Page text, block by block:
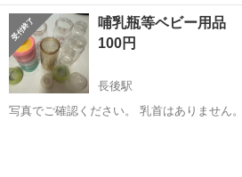
す。 テーブル部分、お腹を支える部品、ベルトは 取り外し可能です。
座面、足の置き板は高さの調節可能です。 息子が7年ほどダイニング
チェアで使った後、 6年...
神奈川 藤沢市 長後駅 ベビー用品
哺乳瓶等ベビー用品
100円
長後駅
写真でご確認ください。 乳首はありません。 ノークレームノーリター